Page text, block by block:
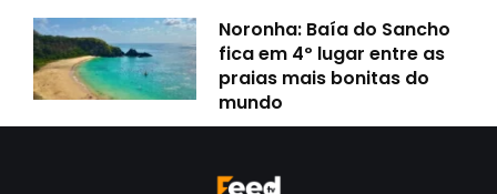
Noronha: Baía do Sancho
fica em 4º lugar entre as
praias mais bonitas do
mundo